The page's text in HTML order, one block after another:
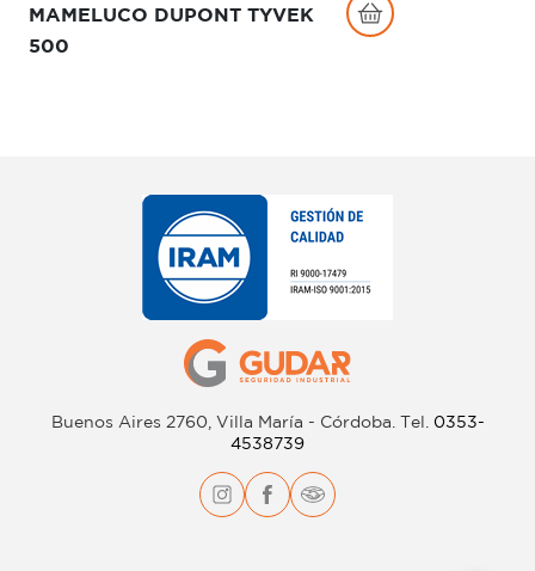
MAMELUCO DUPONT TYVEK
500
Buenos Aires 2760, Villa María - Córdoba. Tel. 0353-
4538739